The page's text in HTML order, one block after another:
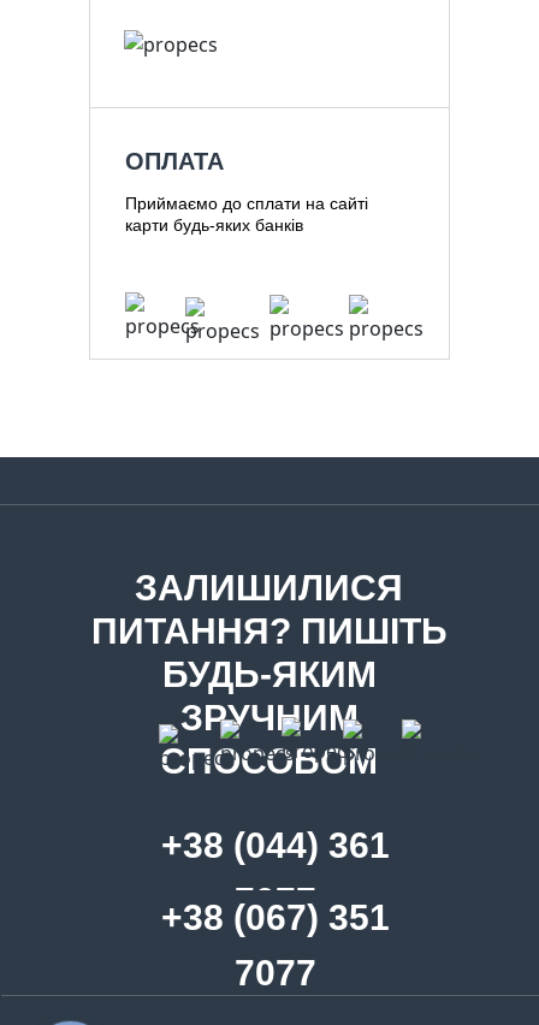
ОПЛАТА
Приймаємо до сплати на сайті
карти будь-яких банків
ЗАЛИШИЛИСЯ
ПИТАННЯ? ПИШІТЬ
БУДЬ-ЯКИМ
ЗРУЧНИМ
СПОСОБОМ
+38 (044) 361
7077
+38 (067) 351
7077